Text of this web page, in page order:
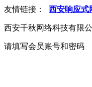
友情链接： 西安响应式
西安千秋网络科技有限
请填写会员账号和密码